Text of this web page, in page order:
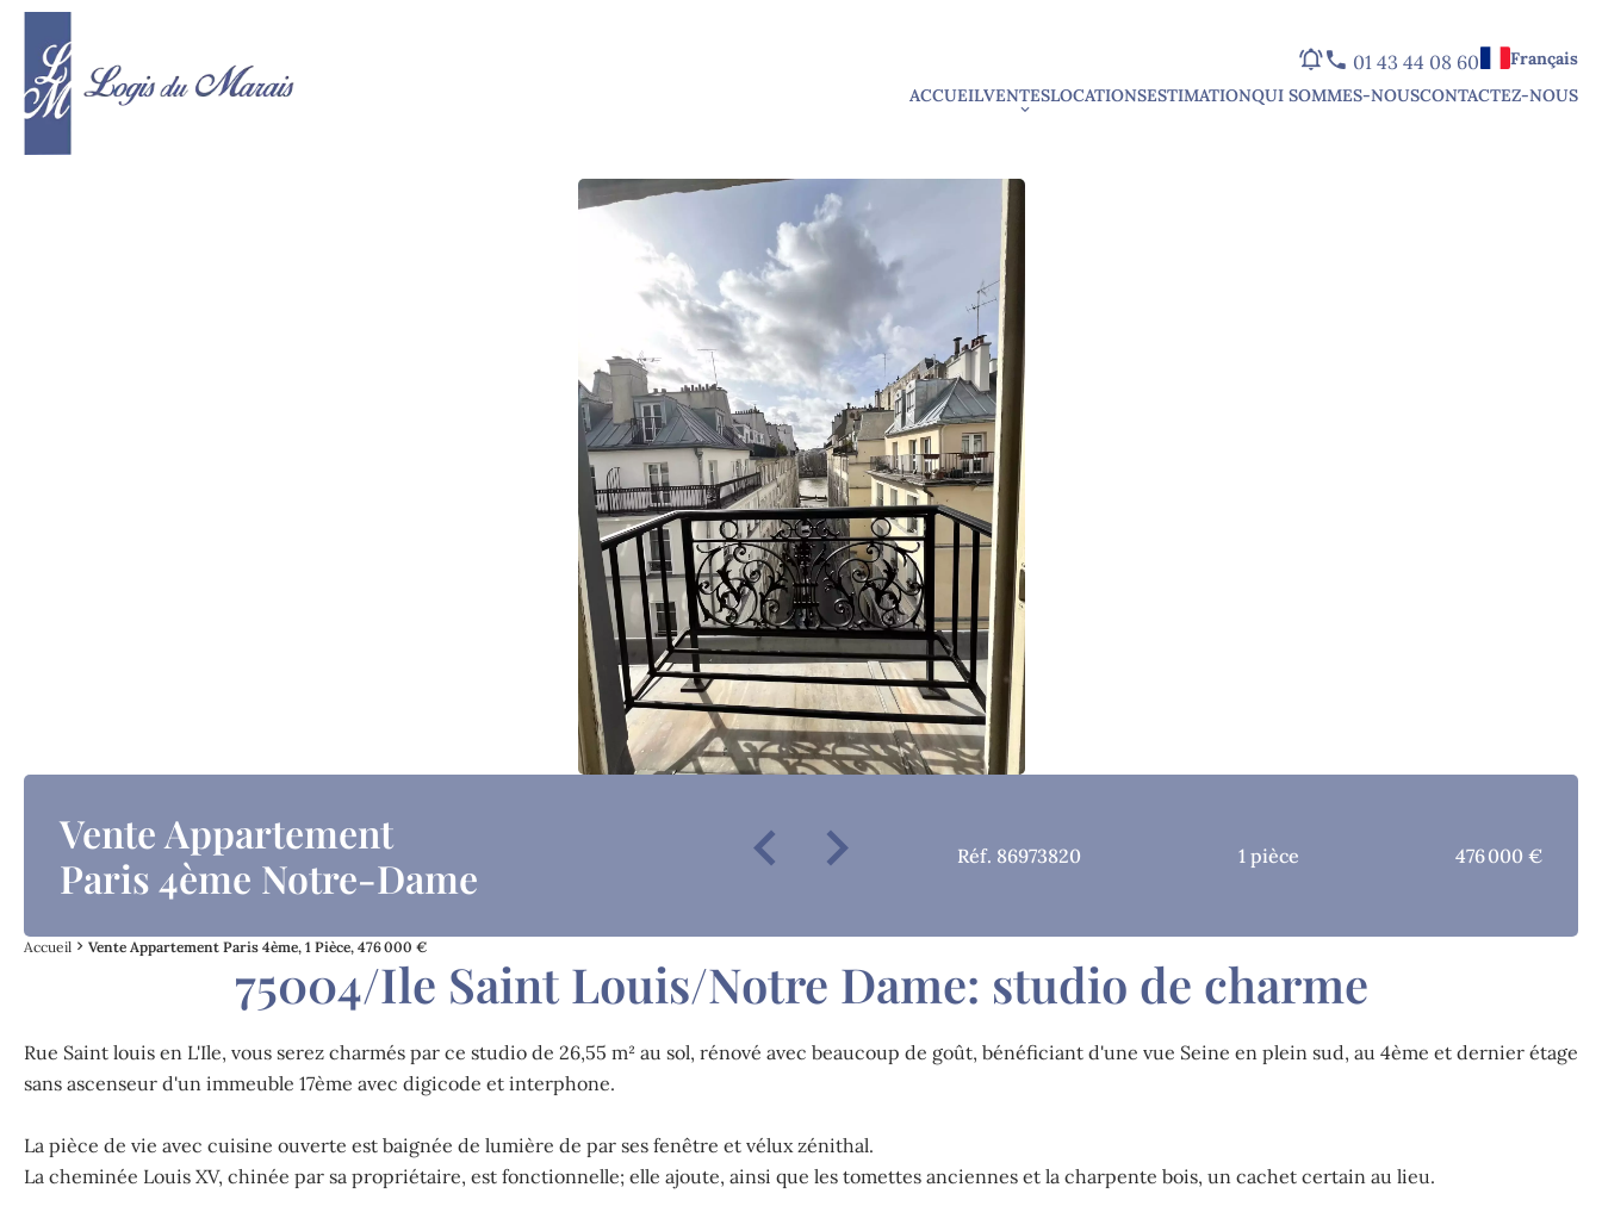
01 43 44 08 60
Français
ACCUEILVENTESLOCATIONSESTIMATIONQUI SOMMES-NOUSCONTACTEZ-NOUS
Vente Appartement
Paris 4ème Notre-Dame
Réf. 86973820 1 pièce 476 000 €
Accueil Vente Appartement Paris 4ème, 1 Pièce, 476 000 €
75004/Ile Saint Louis/Notre Dame: studio de charme
Rue Saint louis en L'Ile, vous serez charmés par ce studio de 26,55 m² au sol, rénové avec beaucoup de goût, bénéficiant d'une vue Seine en plein sud, au 4ème et dernier étage
sans ascenseur d'un immeuble 17ème avec digicode et interphone.
La pièce de vie avec cuisine ouverte est baignée de lumière de par ses fenêtre et vélux zénithal.
La cheminée Louis XV, chinée par sa propriétaire, est fonctionnelle; elle ajoute, ainsi que les tomettes anciennes et la charpente bois, un cachet certain au lieu.